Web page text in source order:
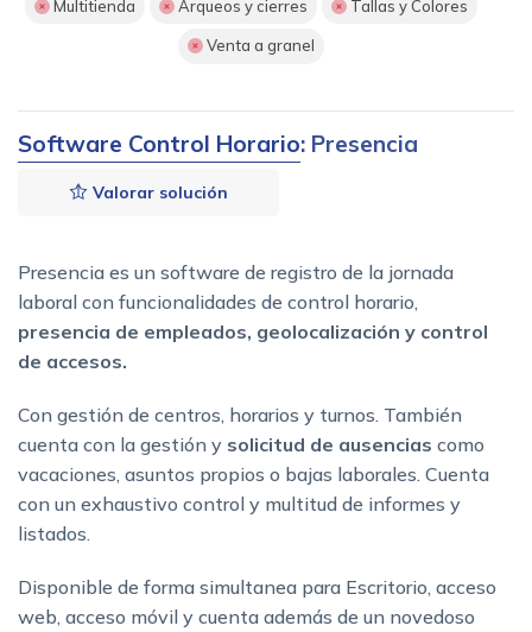
Multitienda Arqueos y cierres Tallas y Colores
Venta a granel
Software Control Horario: Presencia
Valorar solución
Presencia es un software de registro de la jornada
laboral con funcionalidades de control horario,
presencia de empleados, geolocalización y control
de accesos.
Con gestión de centros, horarios y turnos. También
cuenta con la gestión y solicitud de ausencias como
vacaciones, asuntos propios o bajas laborales. Cuenta
con un exhaustivo control y multitud de informes y
listados.
Disponible de forma simultanea para Escritorio, acceso
web, acceso móvil y cuenta además de un novedoso